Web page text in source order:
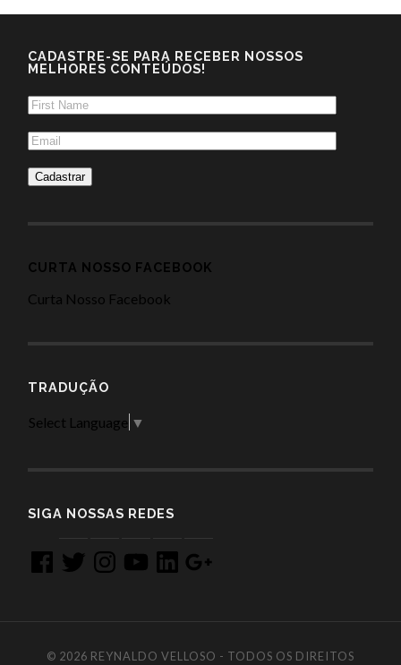
CADASTRE-SE PARA RECEBER NOSSOS
MELHORES CONTEÚDOS!
CURTA NOSSO FACEBOOK
Curta Nosso Facebook
TRADUÇÃO
Select Language ▼
SIGA NOSSAS REDES
FacebookTwitterInstagramYouTubeLinkedInGoogle
+
© 2026 REYNALDO VELLOSO - TODOS OS DIREITOS